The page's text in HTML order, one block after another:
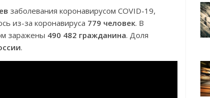
заболевания коронавирусом COVID-19,
из-за коронавируса 779 человек. В
заражены 490 482 гражданина. Доля
.